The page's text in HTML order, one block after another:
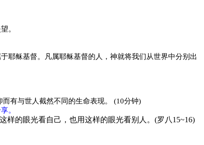
。
耶稣基督。凡属耶稣基督的人，神就将我们从世界中分别出
而有与世人截然不同的生命表现。 (10分钟)
。
的眼光看自己，也用这样的眼光看别人。 (罗八 15~16)